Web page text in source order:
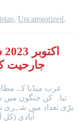
, Uncategorized,
جارحیت کو 6 ماہ مکمل
تباہ کن جنگوں